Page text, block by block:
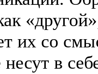
их со
несут в